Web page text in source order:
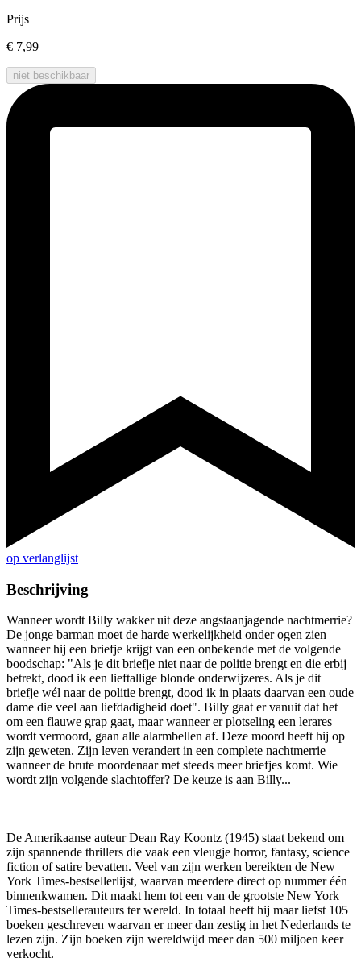
Prijs
€ 7,99
niet beschikbaar
op verlanglijst
Beschrijving
Wanneer wordt Billy wakker uit deze angstaanjagende nachtmerrie?
De jonge barman moet de harde werkelijkheid onder ogen zien
wanneer hij een briefje krijgt van een onbekende met de volgende
boodschap: "Als je dit briefje niet naar de politie brengt en die erbij
betrekt, dood ik een lieftallige blonde onderwijzeres. Als je dit
briefje wél naar de politie brengt, dood ik in plaats daarvan een oude
dame die veel aan liefdadigheid doet". Billy gaat er vanuit dat het
om een flauwe grap gaat, maar wanneer er plotseling een lerares
wordt vermoord, gaan alle alarmbellen af. Deze moord heeft hij op
zijn geweten. Zijn leven verandert in een complete nachtmerrie
wanneer de brute moordenaar met steeds meer briefjes komt. Wie
wordt zijn volgende slachtoffer? De keuze is aan Billy...
De Amerikaanse auteur Dean Ray Koontz (1945) staat bekend om
zijn spannende thrillers die vaak een vleugje horror, fantasy, science
fiction of satire bevatten. Veel van zijn werken bereikten de New
York Times-bestsellerlijst, waarvan meerdere direct op nummer één
binnenkwamen. Dit maakt hem tot een van de grootste New York
Times-bestsellerauteurs ter wereld. In totaal heeft hij maar liefst 105
boeken geschreven waarvan er meer dan zestig in het Nederlands te
lezen zijn. Zijn boeken zijn wereldwijd meer dan 500 miljoen keer
verkocht.